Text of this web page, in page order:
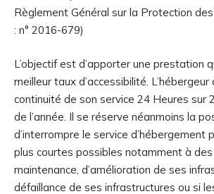
Règlement Général sur la Protection
: n° 2016-679)
L’objectif est d’apporter une prestation
meilleur taux d’accessibilité. L’hébergeur
continuité de son service 24 Heures sur
de l’année. Il se réserve néanmoins la
d’interrompre le service d’hébergement
plus courtes possibles notamment à
maintenance, d’amélioration de ses
défaillance de ses infrastructures ou si